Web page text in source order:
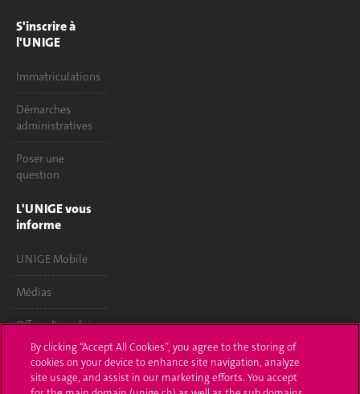
S'inscrire à
l'UNIGE
Immatriculations
Démarches
administratives
Poser une
question
L'UNIGE vous
informe
UNIGE Mobile
Médias
Offres d'emploi
Bibliothèque
Calendrier
By clicking “Accept All Cookies”, you agree to the storing of
cookies on your device to enhance site navigation, analyze
site usage, and assist in our marketing efforts. You accept